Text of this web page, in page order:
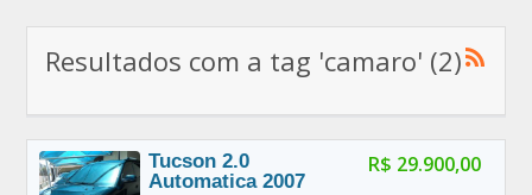
Resultados com a tag 'camaro' (2)
R$ 29.900,00
Tucson 2.0
Automatica 2007